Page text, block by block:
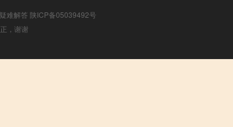
疑难解答 陕ICP备05039492号
，谢谢